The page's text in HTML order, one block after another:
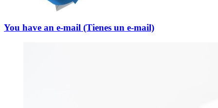
You have an e-mail (Tienes un e-mail)